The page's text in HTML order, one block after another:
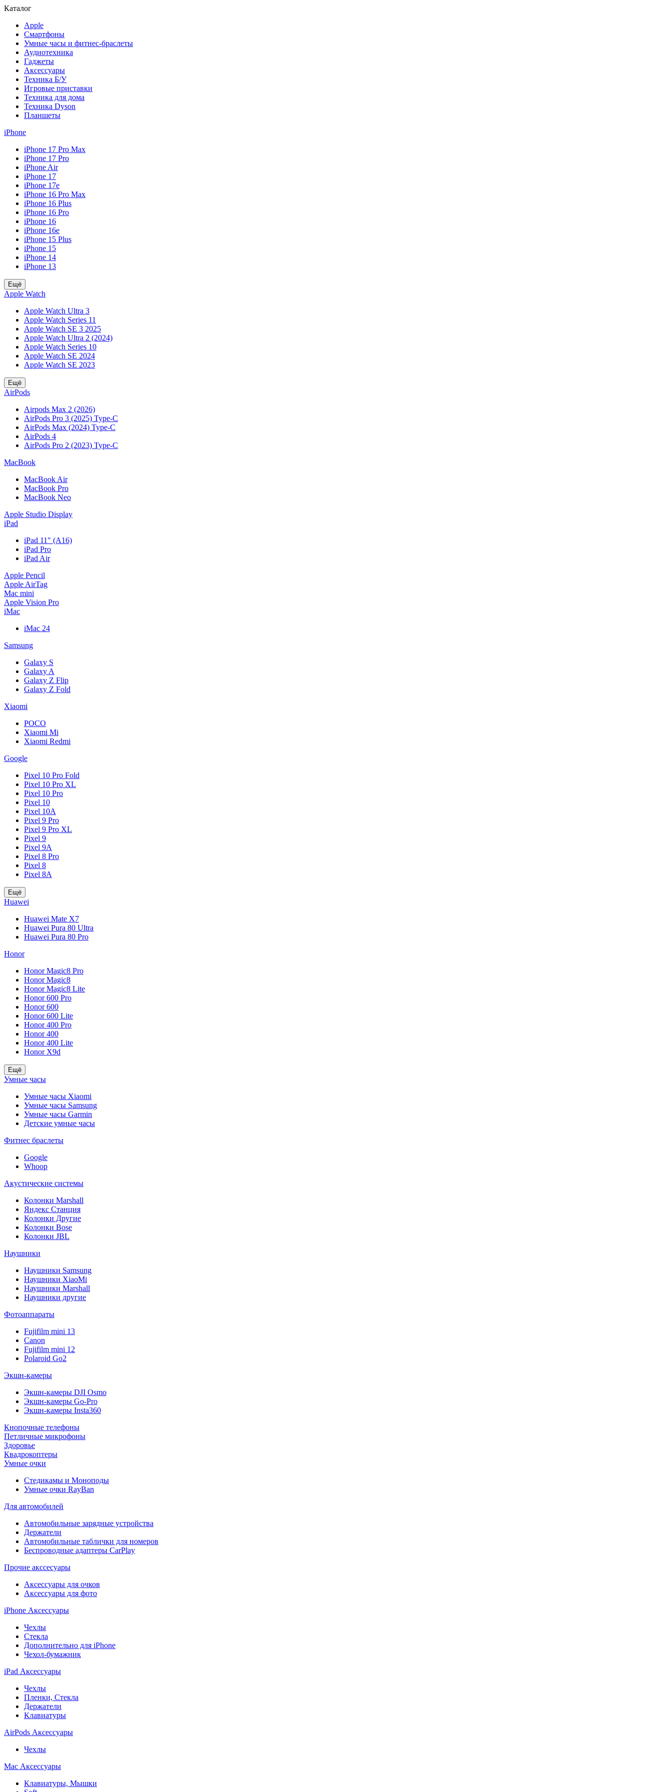
Каталог
Apple
Смартфоны
Умные часы и фитнес-браслеты
Аудиотехника
Гаджеты
Аксессуары
Техника Б/У
Игровые приставки
Техника для дома
Техника Dyson
Планшеты
iPhone
iPhone 17 Pro Max
iPhone 17 Pro
iPhone Air
iPhone 17
iPhone 17e
iPhone 16 Pro Max
iPhone 16 Plus
iPhone 16 Pro
iPhone 16
iPhone 16e
iPhone 15 Plus
iPhone 15
iPhone 14
iPhone 13
Ещё
Apple Watch
Apple Watch Ultra 3
Apple Watch Series 11
Apple Watch SE 3 2025
Apple Watch Ultra 2 (2024)
Apple Watch Series 10
Apple Watch SE 2024
Apple Watch SE 2023
Ещё
AirPods
Airpods Max 2 (2026)
AirPods Pro 3 (2025) Type-C
AirPods Max (2024) Type-C
AirPods 4
AirPods Pro 2 (2023) Type-C
MacBook
MacBook Air
MacBook Pro
MacBook Neo
Apple Studio Display
iPad
iPad 11" (A16)
iPad Pro
iPad Air
Apple Pencil
Apple AirTag
Mac mini
Apple Vision Pro
iMac
iMac 24
Samsung
Galaxy S
Galaxy A
Galaxy Z Flip
Galaxy Z Fold
Xiaomi
POCO
Xiaomi Mi
Xiaomi Redmi
Google
Pixel 10 Pro Fold
Pixel 10 Pro XL
Pixel 10 Pro
Pixel 10
Pixel 10A
Pixel 9 Pro
Pixel 9 Pro XL
Pixel 9
Pixel 9A
Pixel 8 Pro
Pixel 8
Pixel 8A
Ещё
Huawei
Huawei Mate X7
Huawei Pura 80 Ultra
Huawei Pura 80 Pro
Honor
Honor Magic8 Pro
Honor Magic8
Honor Magic8 Lite
Honor 600 Pro
Honor 600
Honor 600 Lite
Honor 400 Pro
Honor 400
Honor 400 Lite
Honor X9d
Ещё
Умные часы
Умные часы Xiaomi
Умные часы Samsung
Умные часы Garmin
Детские умные часы
Фитнес браслеты
Google
Whoop
Акустические системы
Колонки Marshall
Яндекс Станция
Колонки Другие
Колонки Bose
Колонки JBL
Наушники
Наушники Samsung
Наушники XiaoMi
Наушники Marshall
Наушники другие
Фотоаппараты
Fujifilm mini 13
Canon
Fujifilm mini 12
Polaroid Go2
Экшн-камеры
Экшн-камеры DJI Osmo
Экшн-камеры Go-Pro
Экшн-камеры Insta360
Кнопочные телефоны
Петличные микрофоны
Здоровье
Квадрокоптеры
Умные очки
Стедикамы и Моноподы
Умные очки RayBan
Для автомобилей
Автомобильные зарядные устройства
Держатели
Автомобильные таблички для номеров
Беспроводные адаптеры CarPlay
Прочие акссесуары
Аксессуары для очков
Аксессуары для фото
iPhone Аксессуары
Чехлы
Стекла
Дополнительно для iPhone
Чехол-бумажник
iPad Аксессуары
Чехлы
Пленки, Стекла
Держатели
Клавиатуры
AirPods Аксессуары
Чехлы
Mac Аксессуары
Клавиатуры, Мышки